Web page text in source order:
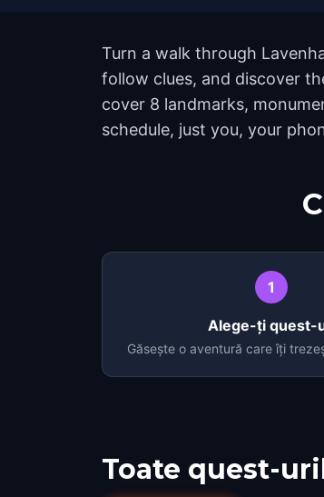
Turn a walk through
follow clues, and discover
cover 8 landmarks,
schedule, just you, your
1
Alege-ți quest-
Găsește o aventură care îți
Toate quest-